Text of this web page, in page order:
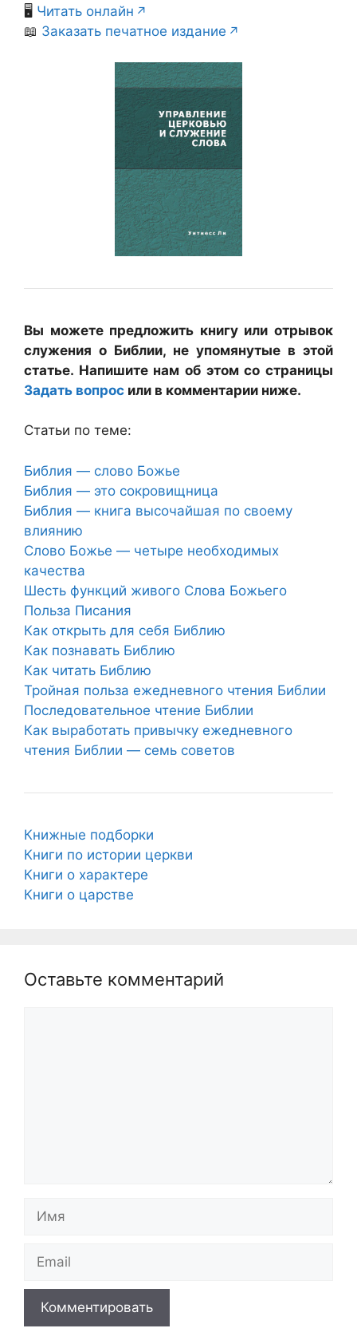
🖥️ Читать онлайн
📖 Заказать печатное издание
Вы можете предложить книгу или отрывок
служения о Библии, не упомянутые в этой
статье. Напишите нам об этом со страницы
Задать вопрос или в комментарии ниже.
Статьи по теме:
Библия — слово Божье
Библия — это сокровищница
Библия — книга высочайшая по своему
влиянию
Слово Божье — четыре необходимых
качества
Шесть функций живого Слова Божьего
Польза Писания
Как открыть для себя Библию
Как познавать Библию
Как читать Библию
Тройная польза ежедневного чтения Библии
Последовательное чтение Библии
Как выработать привычку ежедневного
чтения Библии — семь советов
Книжные подборки
Книги по истории церкви
Книги о характере
Книги о царстве
Оставьте комментарий